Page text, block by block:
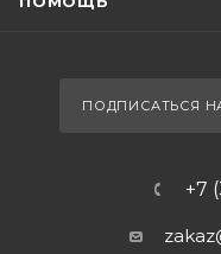
ПОДПИСАТЬСЯ
+7